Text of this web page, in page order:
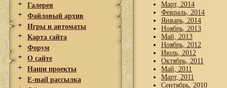
Галерея
Файловый архив
Игры и автоматы
Карта сайта
Форум
О сайте
Наши проекты
E-mail рассылка
Март, 2014
Февраль, 2014
Январь, 2014
Ноябрь, 2013
Май, 2013
Ноябрь, 2012
Июль, 2012
Октябрь, 2011
Май, 2011
Март, 2011
Сентябрь, 2010